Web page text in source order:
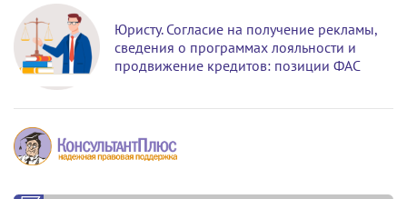
Юристу. Согласие на получение рекламы,
сведения о программах лояльности и
продвижение кредитов: позиции ФАС